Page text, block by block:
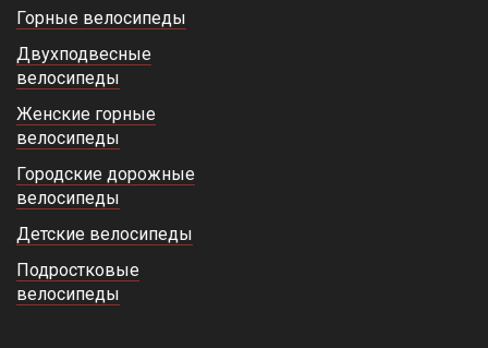
Горные велосипеды
Двухподвесные
велосипеды
Женские горные
велосипеды
Городские дорожные
велосипеды
Детские велосипеды
Подростковые
велосипеды